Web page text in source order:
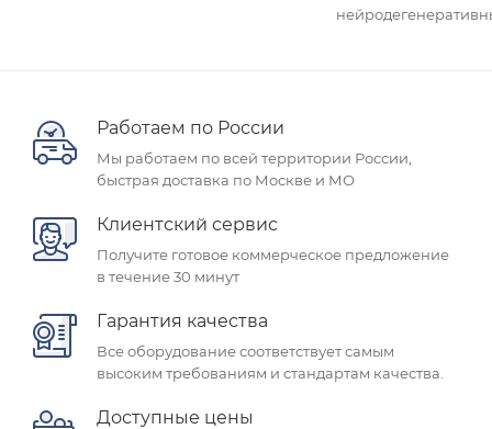
Работаем по России
Мы работаем по всей территории России,
быстрая доставка по Москве и МО
Клиентский сервис
Получите готовое коммерческое предложение
в течение 30 минут
Гарантия качества
Все оборудование соответствует самым
высоким требованиям и стандартам качества.
Доступные цены